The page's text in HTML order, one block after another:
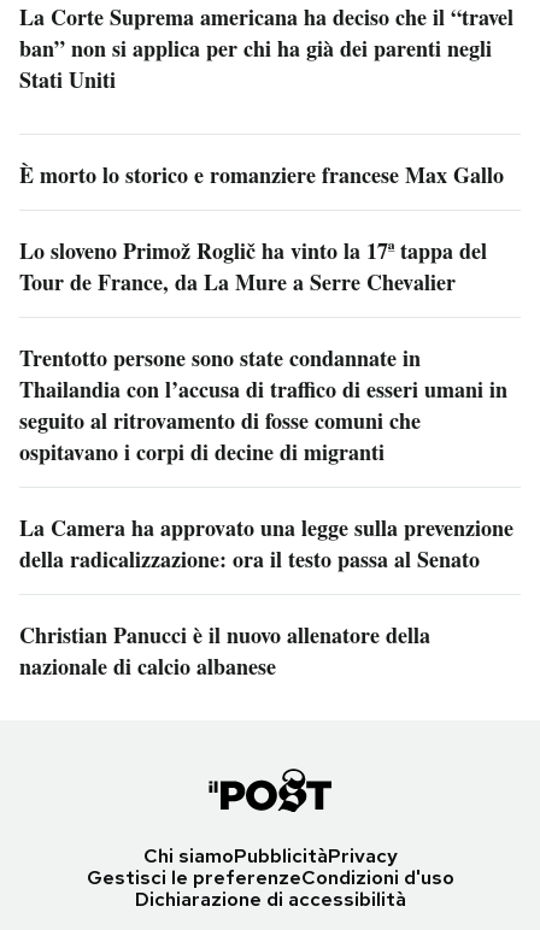
La Corte Suprema americana ha deciso che il “travel
ban” non si applica per chi ha già dei parenti negli
Stati Uniti
È morto lo storico e romanziere francese Max Gallo
Lo sloveno Primož Roglič ha vinto la 17ª tappa del
Tour de France, da La Mure a Serre Chevalier
Trentotto persone sono state condannate in
Thailandia con l’accusa di traffico di esseri umani in
seguito al ritrovamento di fosse comuni che
ospitavano i corpi di decine di migranti
La Camera ha approvato una legge sulla prevenzione
della radicalizzazione: ora il testo passa al Senato
Christian Panucci è il nuovo allenatore della
nazionale di calcio albanese
Chi siamoPubblicitàPrivacy
Gestisci le preferenzeCondizioni d'uso
Dichiarazione di accessibilità